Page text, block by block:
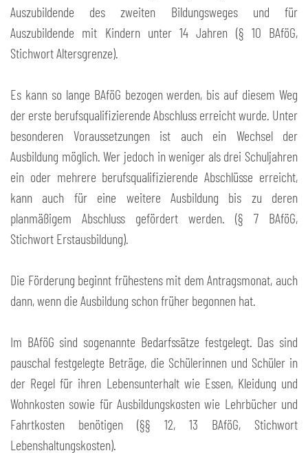
Auszubildende des zweiten Bildungsweges und für
Auszubildende mit Kindern unter 14 Jahren (§ 10 BAföG,
Stichwort Altersgrenze).
Es kann so lange BAföG bezogen werden, bis auf diesem Weg
der erste berufsqualifizierende Abschluss erreicht wurde. Unter
besonderen Voraussetzungen ist auch ein Wechsel der
Ausbildung möglich. Wer jedoch in weniger als drei Schuljahren
ein oder mehrere berufsqualifizierende Abschlüsse erreicht,
kann auch für eine weitere Ausbildung bis zu deren
planmäßigem Abschluss gefördert werden. (§ 7 BAföG,
Stichwort Erstausbildung).
Die Förderung beginnt frühestens mit dem Antragsmonat, auch
dann, wenn die Ausbildung schon früher begonnen hat.
Im BAföG sind sogenannte Bedarfssätze festgelegt. Das sind
pauschal festgelegte Beträge, die Schülerinnen und Schüler in
der Regel für ihren Lebensunterhalt wie Essen, Kleidung und
Wohnkosten sowie für Ausbildungskosten wie Lehrbücher und
Fahrtkosten benötigen (§§ 12, 13 BAföG, Stichwort
Lebenshaltungskosten).